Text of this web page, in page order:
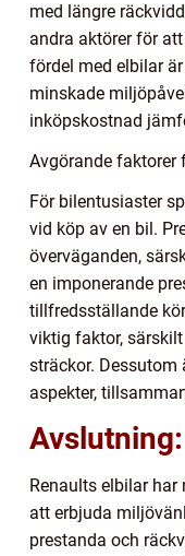
med längre
andra aktörer för
fördel med elbilar
minskade
inköpskostnad
Avgörande faktorer
För bilentusiaster
vid köp av en bil.
överväganden,
en imponerande
tillfredsställande
viktig faktor,
sträckor.
aspekter,
Avslutning:
Renaults elbilar
att erbjuda
prestanda och